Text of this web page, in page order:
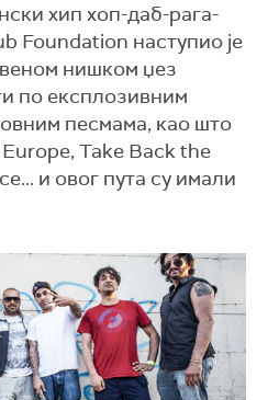
хип хоп-даб-рага-
Foundation наступио је
нишком џез
по експлозивним
песмама, као што
Take Back the
и овог пута су имали